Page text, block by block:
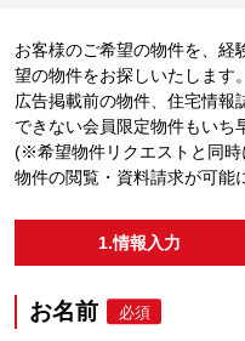
お客様のご希望の物件を、経
望の物件をお探しいたします。
広告掲載前の物件、住宅情報
できない会員限定物件もいち
(※希望物件リクエストと同時
物件の閲覧・資料請求が可能
1.情報入力
お名前 必須